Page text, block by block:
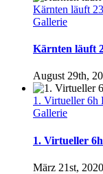
Kärnten läuft
Gallerie
Kärnten läuft
August 29th,
1. Virtueller 6h
Gallerie
1. Virtueller
März 21st, 2020